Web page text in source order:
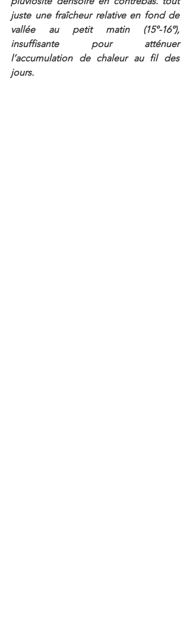
juste une fraîcheur relative en fond de
vallée au petit matin (15°-16°),
insuffisante pour atténuer
l’accumulation de chaleur au fil des
jours.